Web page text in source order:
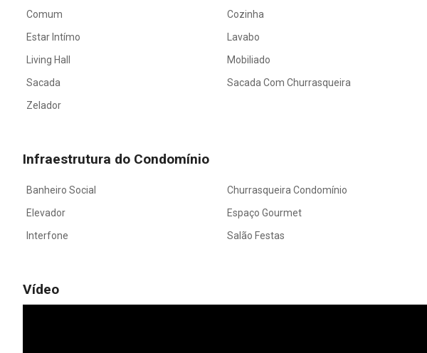
Comum
Cozinha
Estar Intímo
Lavabo
Living Hall
Mobiliado
Sacada
Sacada Com Churrasqueira
Zelador
Infraestrutura do Condomínio
Banheiro Social Churrasqueira Condomínio
Elevador
Espaço Gourmet
Interfone
Salão Festas
Vídeo